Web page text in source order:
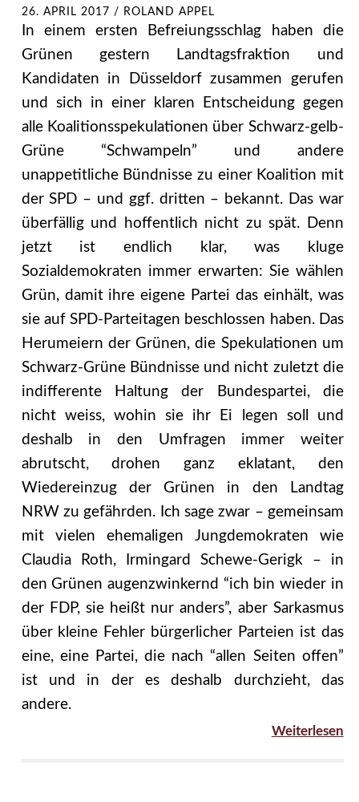
26. APRIL 2017 / ROLAND APPEL
In einem ersten Befreiungsschlag haben die
Grünen gestern Landtagsfraktion und
Kandidaten in Düsseldorf zusammen gerufen
und sich in einer klaren Entscheidung gegen
alle Koalitionsspekulationen über Schwarz-gelb-
Grüne “Schwampeln” und andere
unappetitliche Bündnisse zu einer Koalition mit
der SPD – und ggf. dritten – bekannt. Das war
überfällig und hoffentlich nicht zu spät. Denn
jetzt ist endlich klar, was kluge
Sozialdemokraten immer erwarten: Sie wählen
Grün, damit ihre eigene Partei das einhält, was
sie auf SPD-Parteitagen beschlossen haben. Das
Herumeiern der Grünen, die Spekulationen um
Schwarz-Grüne Bündnisse und nicht zuletzt die
indifferente Haltung der Bundespartei, die
nicht weiss, wohin sie ihr Ei legen soll und
deshalb in den Umfragen immer weiter
abrutscht, drohen ganz eklatant, den
Wiedereinzug der Grünen in den Landtag
NRW zu gefährden. Ich sage zwar – gemeinsam
mit vielen ehemaligen Jungdemokraten wie
Claudia Roth, Irmingard Schewe-Gerigk – in
den Grünen augenzwinkernd “ich bin wieder in
der FDP, sie heißt nur anders”, aber Sarkasmus
über kleine Fehler bürgerlicher Parteien ist das
eine, eine Partei, die nach “allen Seiten offen”
ist und in der es deshalb durchzieht, das
andere.
Weiterlesen